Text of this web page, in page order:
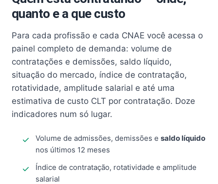
quanto e a que custo
Para cada profissão e cada CNAE você acessa o
painel completo de demanda: volume de
contratações e demissões, saldo líquido,
situação do mercado, índice de contratação,
rotatividade, amplitude salarial e até uma
estimativa de custo CLT por contratação. Doze
indicadores num só lugar.
Volume de admissões, demissões e saldo líquido
nos últimos 12 meses
Índice de contratação, rotatividade e amplitude
salarial